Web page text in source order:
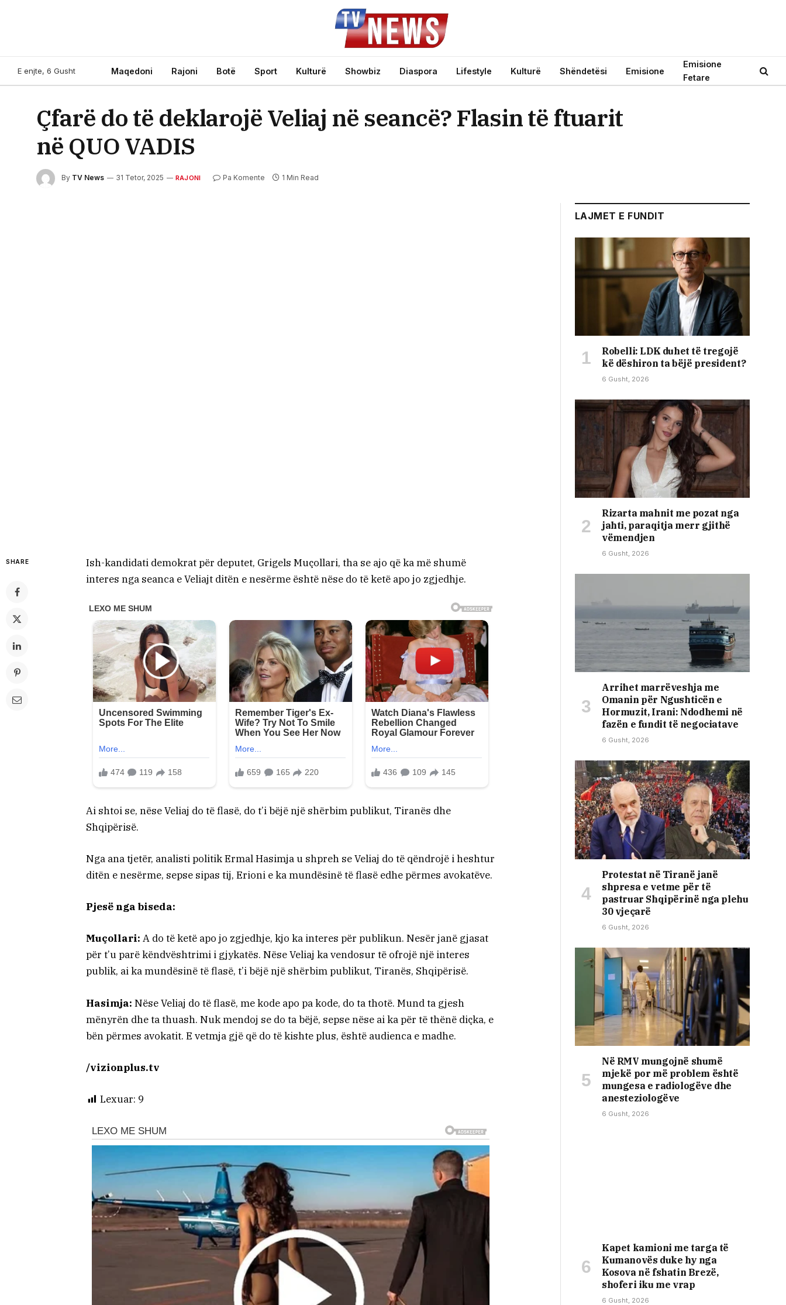
E enjte, 6 Gusht Maqedoni Rajoni Botë Sport Kulturë Showbiz Diaspora Lifestyle Kulturë Shëndetësi Emisione
Emisione
Fetare
Çfarë do të deklarojë Veliaj në seancë? Flasin të ftuarit
në QUO VADIS
By TV News 31 Tetor, 2025 RAJONI Pa Komente 1 Min Read
SHARE
Ish-kandidati demokrat për deputet, Grigels Muçollari, tha se ajo që ka më shumë
interes nga seanca e Veliajt ditën e nesërme është nëse do të ketë apo jo zgjedhje.
Ai shtoi se, nëse Veliaj do të flasë, do t’i bëjë një shërbim publikut, Tiranës dhe
Shqipërisë.
Nga ana tjetër, analisti politik Ermal Hasimja u shpreh se Veliaj do të qëndrojë i heshtur
ditën e nesërme, sepse sipas tij, Erioni e ka mundësinë të flasë edhe përmes avokatëve.
Pjesë nga biseda:
Muçollari: A do të ketë apo jo zgjedhje, kjo ka interes për publikun. Nesër janë gjasat
për t’u parë këndvështrimi i gjykatës. Nëse Veliaj ka vendosur të ofrojë një interes
publik, ai ka mundësinë të flasë, t’i bëjë një shërbim publikut, Tiranës, Shqipërisë.
Hasimja: Nëse Veliaj do të flasë, me kode apo pa kode, do ta thotë. Mund ta gjesh
mënyrën dhe ta thuash. Nuk mendoj se do ta bëjë, sepse nëse ai ka për të thënë diçka, e
bën përmes avokatit. E vetmja gjë që do të kishte plus, është audienca e madhe.
/vizionplus.tv
Lexuar: 9
LAJMET E FUNDIT
Robelli: LDK duhet të tregojë
kë dëshiron ta bëjë president?
6 Gusht, 2026
Rizarta mahnit me pozat nga
jahti, paraqitja merr gjithë
vëmendjen
6 Gusht, 2026
Arrihet marrëveshja me
Omanin për Ngushticën e
Hormuzit, Irani: Ndodhemi në
fazën e fundit të negociatave
6 Gusht, 2026
Protestat në Tiranë janë
shpresa e vetme për të
pastruar Shqipërinë nga plehu
30 vjeçarë
6 Gusht, 2026
Në RMV mungojnë shumë
mjekë por më problem është
mungesa e radiologëve dhe
anesteziologëve
6 Gusht, 2026
Kapet kamioni me targa të
Kumanovës duke hy nga
Kosova në fshatin Brezë,
shoferi iku me vrap
6 Gusht, 2026